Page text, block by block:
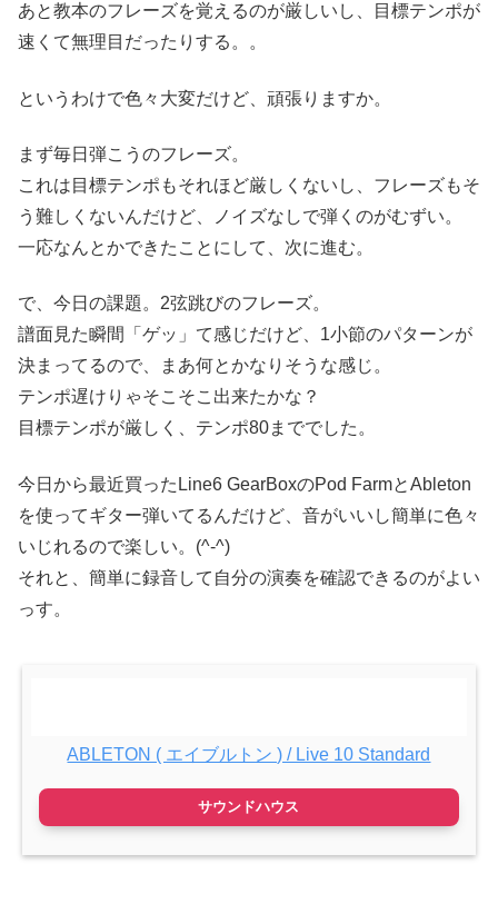
あと教本のフレーズを覚えるのが厳しいし、目標テンポが
速くて無理目だったりする。。
というわけで色々大変だけど、頑張りますか。
まず毎日弾こうのフレーズ。
これは目標テンポもそれほど厳しくないし、フレーズもそ
う難しくないんだけど、ノイズなしで弾くのがむずい。
一応なんとかできたことにして、次に進む。
で、今日の課題。2弦跳びのフレーズ。
譜面見た瞬間「ゲッ」て感じだけど、1小節のパターンが
決まってるので、まあ何とかなりそうな感じ。
テンポ遅けりゃそこそこ出来たかな？
目標テンポが厳しく、テンポ80まででした。
今日から最近買ったLine6 GearBoxのPod FarmとAbleton
を使ってギター弾いてるんだけど、音がいいし簡単に色々
いじれるので楽しい。(^-^)
それと、簡単に録音して自分の演奏を確認できるのがよい
っす。
ABLETON ( エイブルトン ) / Live 10 Standard
サウンドハウス